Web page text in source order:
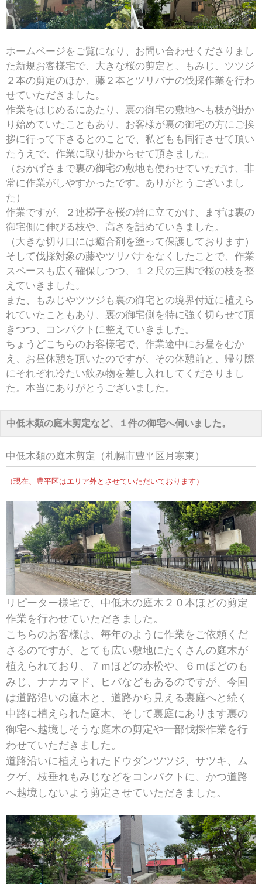
ホームページをご覧になり、お問い合わせくださりまし
た新規お客様宅で、大きな桜の剪定と、もみじ、ツツジ
２本の剪定のほか、藤２本とツリバナの伐採作業を行わ
せていただきました。
作業をはじめるにあたり、裏の御宅の敷地へも枝が掛か
り始めていたこともあり、お客様が裏の御宅の方にご挨
拶に行って下さるとのことで、私どもも同行させて頂い
たうえで、作業に取り掛からせて頂きました。
（おかげさまで裏の御宅の敷地も使わせていただけ、非
常に作業がしやすかったです。ありがとうございまし
た）
作業ですが、２連梯子を桜の幹に立てかけ、まずは裏の
御宅側に伸びる枝や、高さを詰めていきました。
（大きな切り口には癒合剤を塗って保護しております）
そして伐採対象の藤やツリバナをなくしたことで、作業
スペースも広く確保しつつ、１２尺の三脚で桜の枝を整
えていきました。
また、もみじやツツジも裏の御宅との境界付近に植えら
れていたこともあり、裏の御宅側を特に強く切らせて頂
きつつ、コンパクトに整えていきました。
ちょうどこちらのお客様宅で、作業途中にお昼をむか
え、お昼休憩を頂いたのですが、その休憩前と、帰り際
にそれぞれ冷たい飲み物を差し入れしてくださりまし
た。本当にありがとうございました。
中低木類の庭木剪定など、１件の御宅へ伺いました。
中低木類の庭木剪定（札幌市豊平区月寒東）
（現在、豊平区はエリア外とさせていただいております）
リピーター様宅で、中低木の庭木２０本ほどの剪定
作業を行わせていただきました。
こちらのお客様は、毎年のように作業をご依頼くだ
さるのですが、とても広い敷地にたくさんの庭木が
植えられており、７ｍほどの赤松や、６ｍほどのも
みじ、ナナカマド、ヒバなどもあるのですが、今回
は道路沿いの庭木と、道路から見える裏庭へと続く
中路に植えられた庭木、そして裏庭にあります裏の
御宅へ越境しそうな庭木の剪定や一部伐採作業を行
わせていただきました。
道路沿いに植えられたドウダンツツジ、サツキ、ム
クゲ、枝垂れもみじなどをコンパクトに、かつ道路
へ越境しないよう剪定させていただきました。